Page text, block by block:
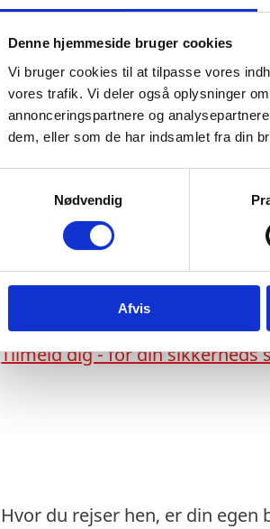
Denne hjemmeside bruger cookies
Vi bruger cookies til at tilpasse vores
vores trafik. Vi deler også oplysninger
annonceringspartnere og
dem, eller som de har indsamlet fra din
Nødvendig
Afvis
Tilmeld dig - for din sikkerheds
Hvor du rejser hen, er din